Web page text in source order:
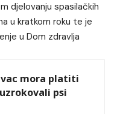
djelovanju spasilačkih
u kratkom roku te je
u Dom zdravlja
mora platiti
psi